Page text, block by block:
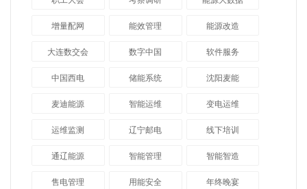
增量配网 能效管理 能源改造
大连数交会 数字中国 软件服务
中国西电 储能系统 沈阳麦能
麦迪能源 智能运维 变电运维
运维监测 辽宁邮电 线下培训
通辽能源 智能管理 智能智造
售电管理 用能安全 年终晚宴